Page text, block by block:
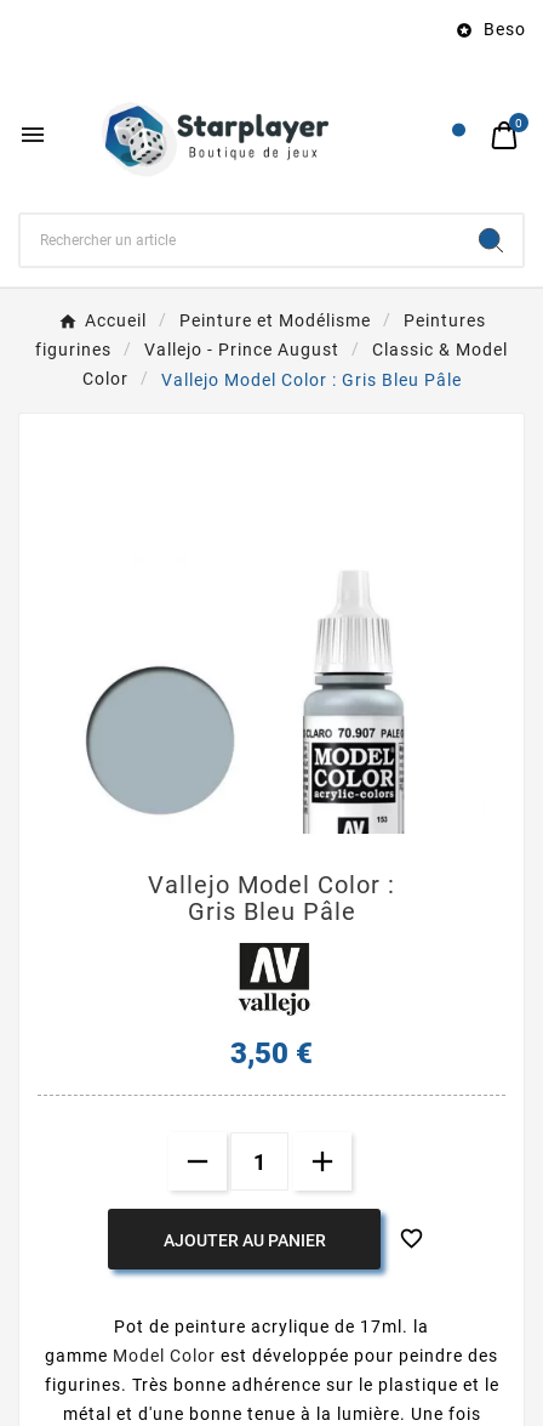
 Besoin
 0
Accueil Peinture et Modélisme
Peintures
figurines
Vallejo - Prince August
Classic & Model
Color
Vallejo Model Color : Gris Bleu Pâle
Vallejo Model Color :
Gris Bleu Pâle
3,50 €
AJOUTER AU PANIER 
Pot de peinture acrylique de 17ml. la
gamme Model Color est développée pour peindre des
figurines. Très bonne adhérence sur le plastique et le
métal et d'une bonne tenue à la lumière. Une fois